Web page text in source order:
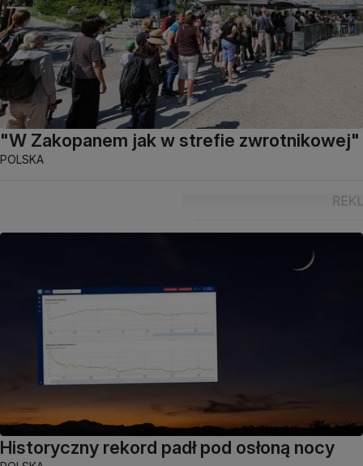
"W Zakopanem jak w strefie zwrotnikowej"
POLSKA
Historyczny rekord padł pod osłoną nocy